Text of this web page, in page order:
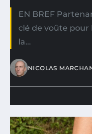
EN BREF
clé de voûte
la…
NICOLAS